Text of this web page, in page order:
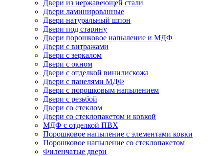
Двери из нержавеющей стали
Двери ламинированные
Двери натуральный шпон
Двери под старину
Двери порошковое напыление и МДФ
Двери с витражами
Двери с зеркалом
Двери с окном
Двери с отделкой винилискожа
Двери с панелями МДФ
Двери с порошковым напылением
Двери с резьбой
Двери со стеклом
Двери со стеклопакетом и ковкой
МДФ с отделкой ПВХ
Порошковое напыление с элементами ковки
Порошковое напыление со стеклопакетом
Филенчатые двери